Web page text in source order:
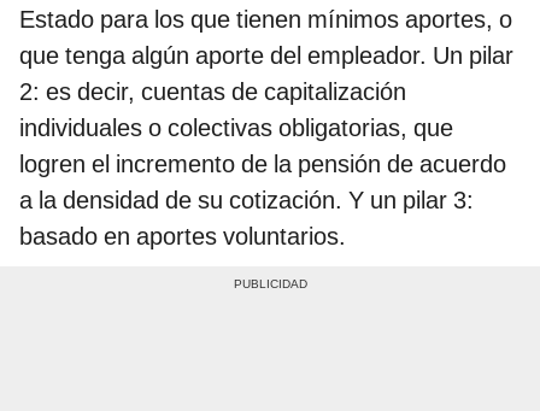
Estado para los que tienen mínimos aportes, o
que tenga algún aporte del empleador. Un pilar
2: es decir, cuentas de capitalización
individuales o colectivas obligatorias, que
logren el incremento de la pensión de acuerdo
a la densidad de su cotización. Y un pilar 3:
basado en aportes voluntarios.